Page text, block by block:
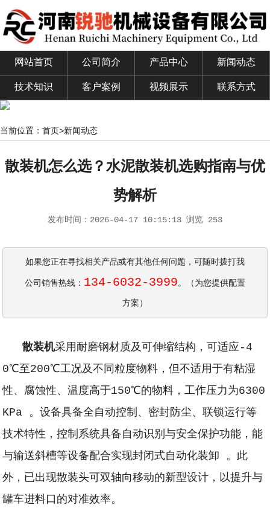
网站首页 公司简介 产品中心 新闻动态
技术知识 客户案例 视频展示 联系方式
当前位置： 首页>新闻动态
散装机怎么选？水泥散装机选购指南与优
势解析
发布时间： 2026-04-17 10:15:13浏览 253
如果您正在寻找相关产品或有其他任何问题，可随时拨打我
公司销售热线： 134-6032-3999。（为您提供配置
方案）
散装机采用耐磨钢材质及可伸缩结构，可适应-4
0℃至200℃工况及不同粒度物料，但不适用于有粘湿
性、腐蚀性、温度高于150℃的物料，工作压力为6300
KPa 。设备具备全自动控制、密封防尘、联锁运行等
技术特性，控制系统具备自动识别与安全保护功能，能
与输送斜槽等设备配合实现封闭式自动化装卸 。此
外，已出现散装头可双轴向移动的新型设计，以提升与
罐车进料口的对准效率。